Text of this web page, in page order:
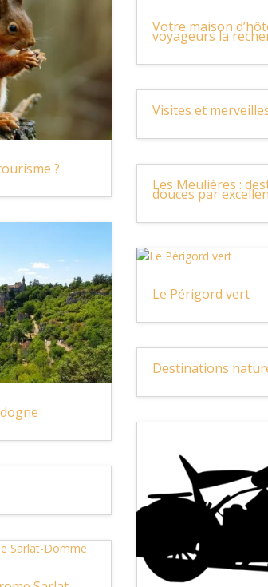
?
Votre maison
voyageurs la
Visites et
Les Meulières :
douces par
Le Périgord vert
Destinations